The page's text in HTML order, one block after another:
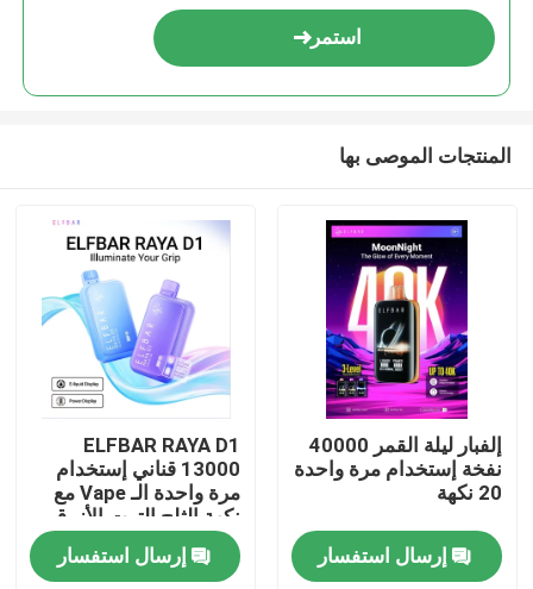
استمر
المنتجات الموصى بها
إلفبار ليلة القمر 40000
نفخة إستخدام مرة واحدة
20 نكهة
إرسال استفسار
ELFBAR RAYA D1
13000 قناني إستخدام
مرة واحدة الـ Vape مع
نكهة الثلج التوت الأزرق
إرسال استفسار